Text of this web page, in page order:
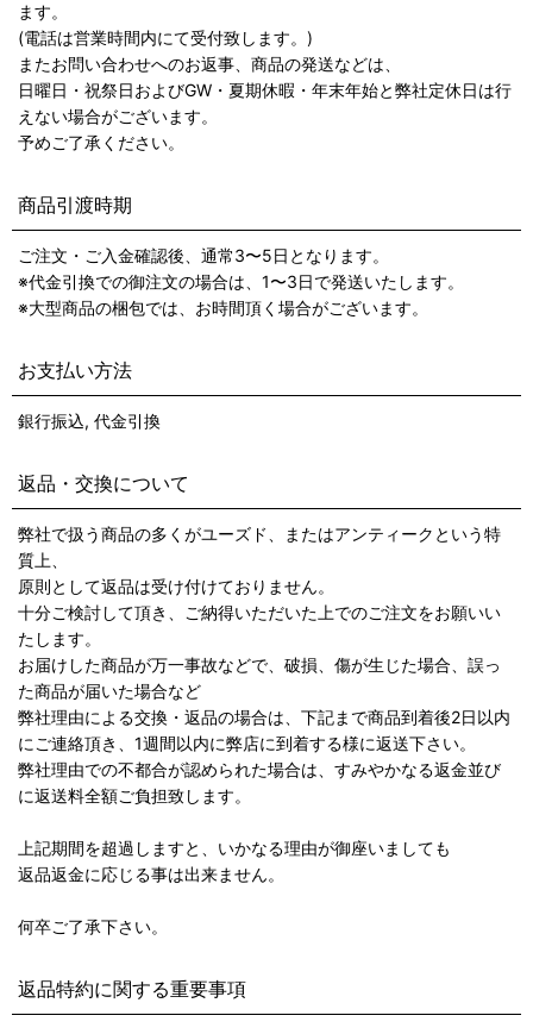
ます。
(電話は営業時間内にて受付致します。)
またお問い合わせへのお返事、商品の発送などは、
日曜日・祝祭日およびGW・夏期休暇・年末年始と弊社定休日は行
えない場合がございます。
予めご了承ください。
商品引渡時期
ご注文・ご入金確認後、通常3〜5日となります。
※代金引換での御注文の場合は、1〜3日で発送いたします。
※大型商品の梱包では、お時間頂く場合がございます。
お支払い方法
銀行振込, 代金引換
返品・交換について
弊社で扱う商品の多くがユーズド、またはアンティークという特
質上、
原則として返品は受け付けておりません。
十分ご検討して頂き、ご納得いただいた上でのご注文をお願いい
たします。
お届けした商品が万一事故などで、破損、傷が生じた場合、誤っ
た商品が届いた場合など
弊社理由による交換・返品の場合は、下記まで商品到着後2日以内
にご連絡頂き、1週間以内に弊店に到着する様に返送下さい。
弊社理由での不都合が認められた場合は、すみやかなる返金並び
に返送料全額ご負担致します。
上記期間を超過しますと、いかなる理由が御座いましても
返品返金に応じる事は出来ません。
何卒ご了承下さい。
返品特約に関する重要事項